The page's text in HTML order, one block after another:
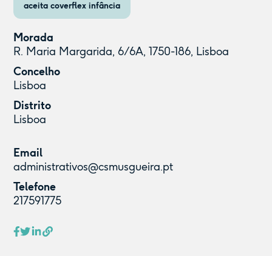
aceita coverflex infância
Morada
R. Maria Margarida, 6/6A, 1750-186, Lisboa
Concelho
Lisboa
Distrito
Lisboa
Email
administrativos@csmusgueira.pt
Telefone
217591775